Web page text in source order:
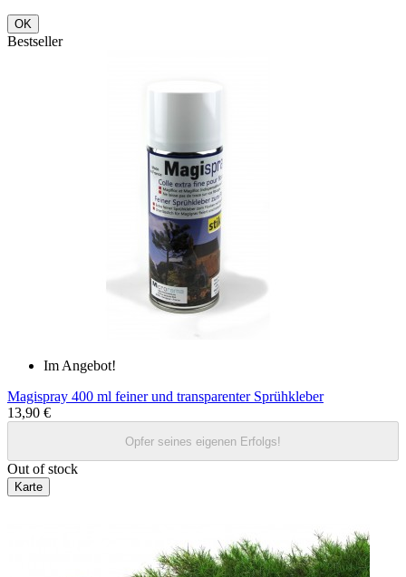
OK
Bestseller
Im Angebot!
Magispray 400 ml feiner und transparenter Sprühkleber
13,90 €
Opfer seines eigenen Erfolgs!
Out of stock
Karte